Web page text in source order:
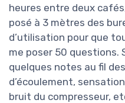
heures entre deux
posé à 3 mètres des
d’utilisation pour que
me poser 50 questions.
quelques notes au fil
d’écoulement,
bruit du compresseur,